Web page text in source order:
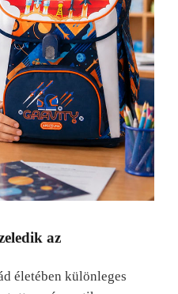
az
életében különleges